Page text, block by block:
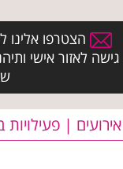
הצטרפו אלינו
גישה לאזור אישי
אירועים | פעילויות